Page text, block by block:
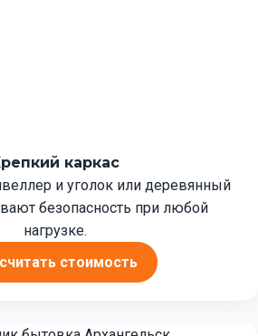
каркас
и уголок или деревянный
безопасность при любой
нагрузке.
стоимость